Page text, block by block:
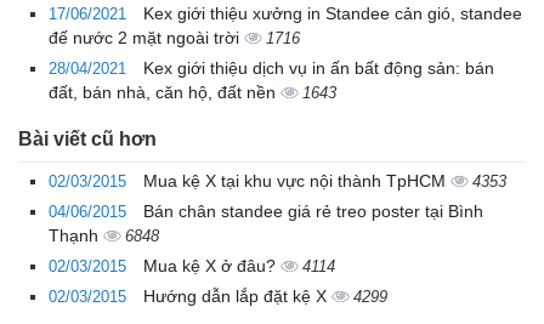
17/06/2021
Kex giới thiệu xưởng in Standee cản gió, standee
đế nước 2 mặt ngoài trời
1716
28/04/2021
Kex giới thiệu dịch vụ in ấn bất động sản: bán
đất, bán nhà, căn hộ, đất nền
1643
Bài viết cũ hơn
02/03/2015 Mua kệ X tại khu vực nội thành TpHCM
4353
04/06/2015
Bán chân standee giá rẻ treo poster tại Bình
Thạnh
6848
02/03/2015
Mua kệ X ở đâu?
4114
02/03/2015
Hướng dẫn lắp đặt kệ X 4299